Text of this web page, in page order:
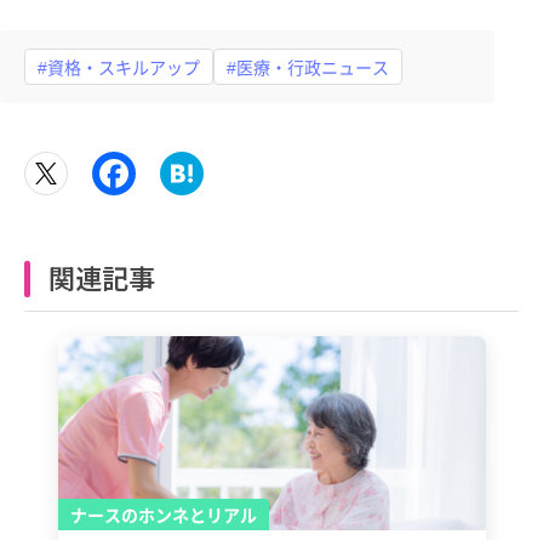
#資格・スキルアップ #医療・行政ニュース
関連記事
ナースのホンネとリアル